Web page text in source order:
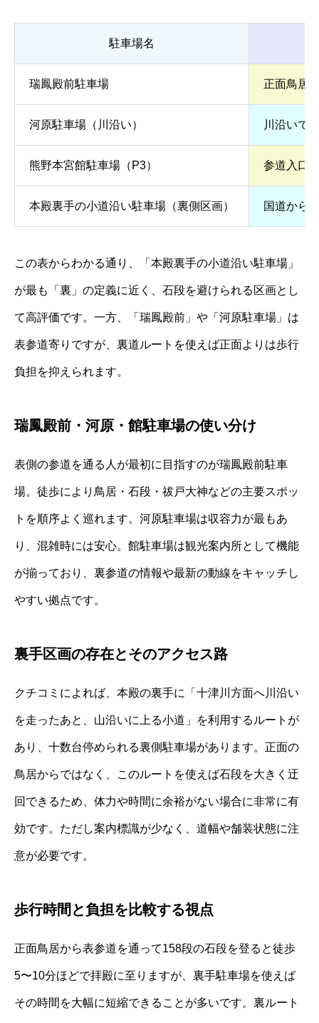
駐車場名
瑞鳳殿前駐車場 正面鳥居
河原駐車場（川沿い） 川沿いで
熊野本宮館駐車場（P3） 参道入口
本殿裏手の小道沿い駐車場（裏側区画） 国道から
この表からわかる通り、「本殿裏手の小道沿い駐車場」
が最も「裏」の定義に近く、石段を避けられる区画とし
て高評価です。一方、「瑞鳳殿前」や「河原駐車場」は
表参道寄りですが、裏道ルートを使えば正面よりは歩行
負担を抑えられます。
瑞鳳殿前・河原・館駐車場の使い分け
表側の参道を通る人が最初に目指すのが瑞鳳殿前駐車
場。徒歩により鳥居・石段・祓戸大神などの主要スポッ
トを順序よく巡れます。河原駐車場は収容力が最もあ
り、混雑時には安心。館駐車場は観光案内所として機能
が揃っており、裏参道の情報や最新の動線をキャッチし
やすい拠点です。
裏手区画の存在とそのアクセス路
クチコミによれば、本殿の裏手に「十津川方面へ川沿い
を走ったあと、山沿いに上る小道」を利用するルートが
あり、十数台停められる裏側駐車場があります。正面の
鳥居からではなく、このルートを使えば石段を大きく迂
回できるため、体力や時間に余裕がない場合に非常に有
効です。ただし案内標識が少なく、道幅や舗装状態に注
意が必要です。
歩行時間と負担を比較する視点
正面鳥居から表参道を通って158段の石段を登ると徒歩
5〜10分ほどで拝殿に至りますが、裏手駐車場を使えば
その時間を大幅に短縮できることが多いです。裏ルート